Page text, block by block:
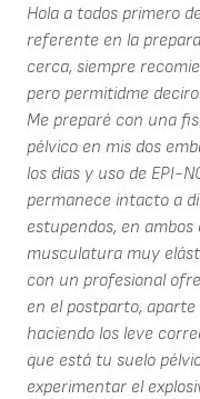
Hola a todos primero
referente en la
cerca, siempre
pero permitidme
Me preparé con una
pélvico en mis dos
los dias y uso de EPI-
permanece intacto a
estupendos, en
musculatura muy
con un profesional
en el postparto,
haciendo los leve
que está tu suelo
experimentar el